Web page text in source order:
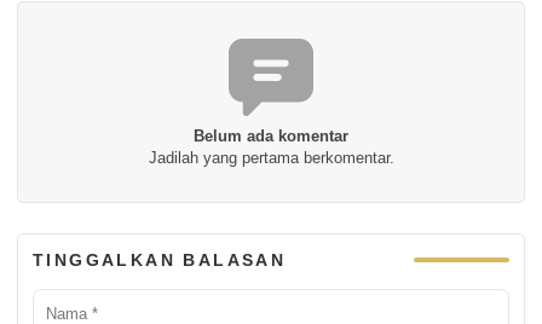
Belum ada komentar
Jadilah yang pertama berkomentar.
TINGGALKAN BALASAN